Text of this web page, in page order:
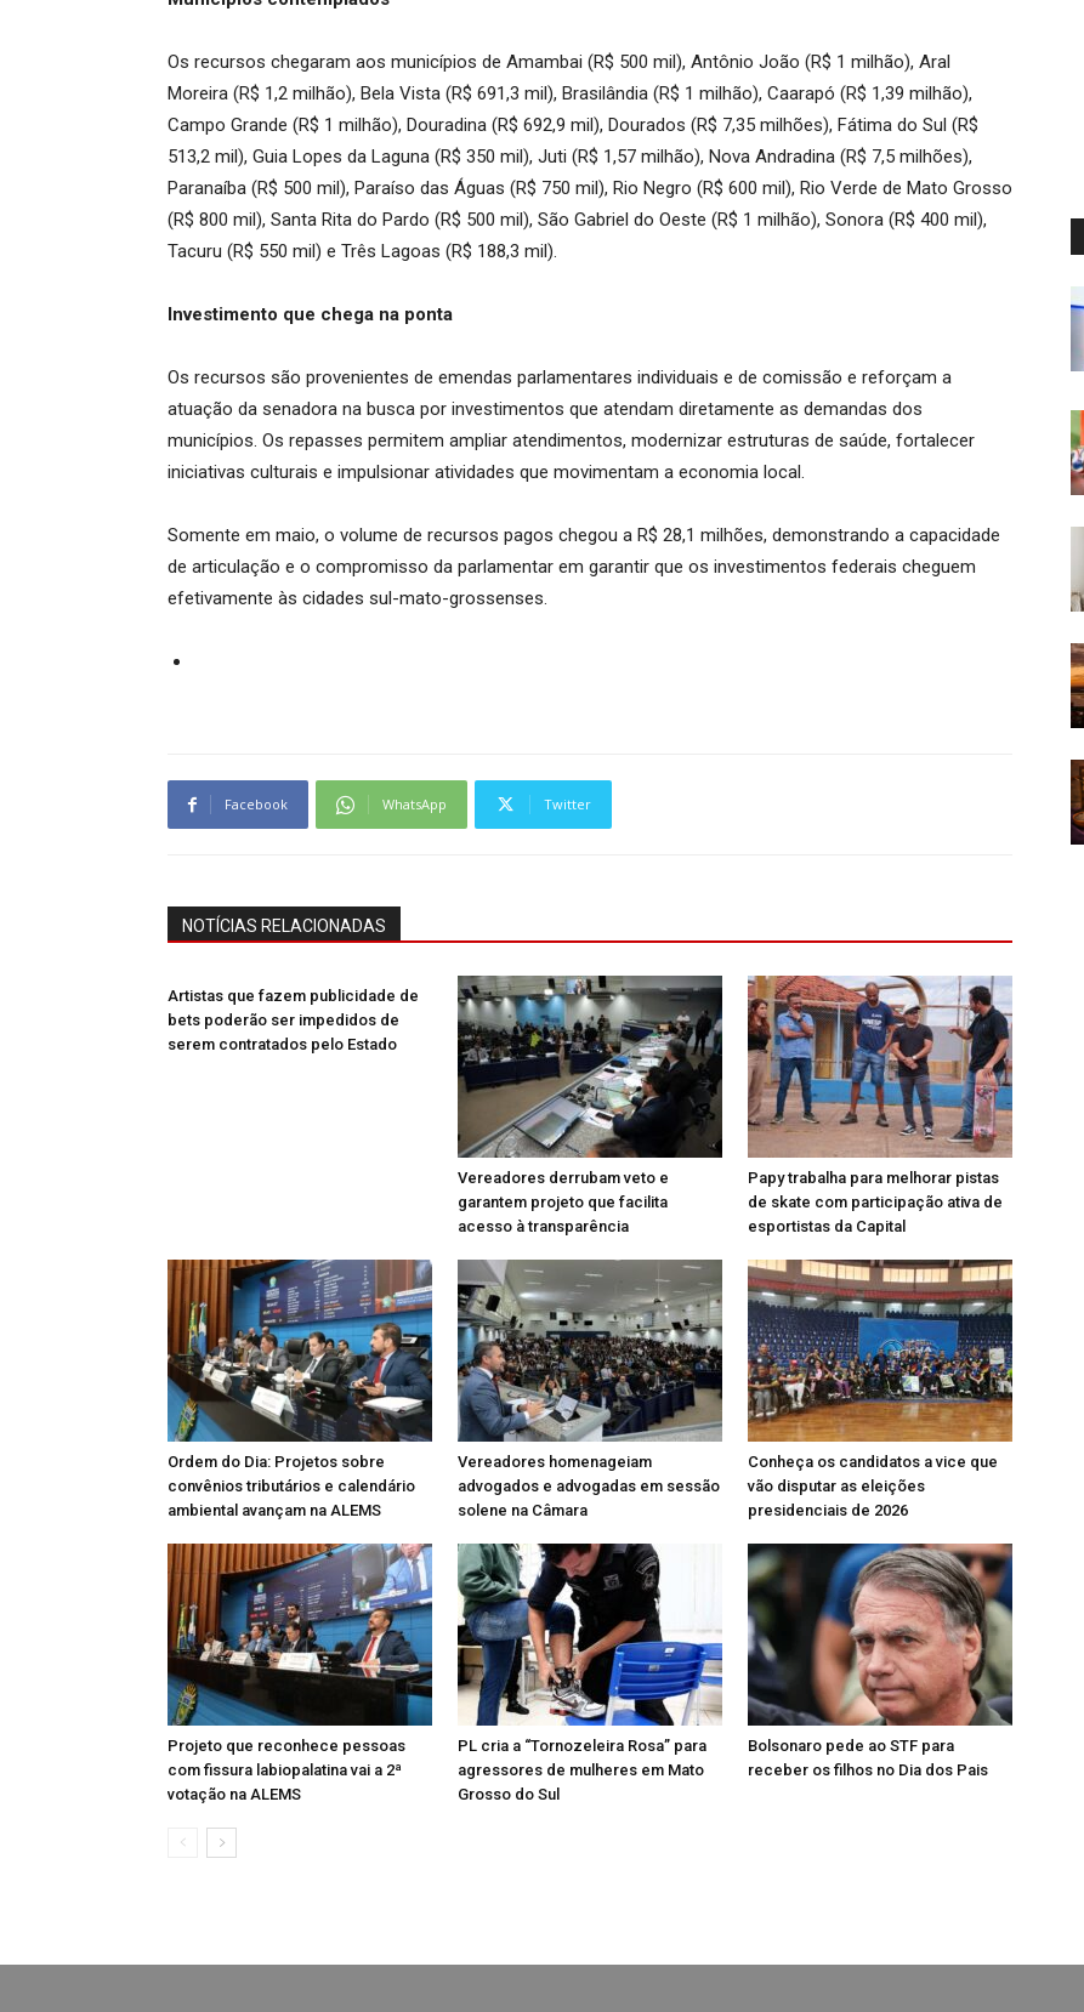
Os recursos chegaram aos municípios de Amambai (R$ 500 mil), Antônio João (R$ 1 milhão), Aral
Moreira (R$ 1,2 milhão), Bela Vista (R$ 691,3 mil), Brasilândia (R$ 1 milhão), Caarapó (R$ 1,39 milhão),
Campo Grande (R$ 1 milhão), Douradina (R$ 692,9 mil), Dourados (R$ 7,35 milhões), Fátima do Sul (R$
513,2 mil), Guia Lopes da Laguna (R$ 350 mil), Juti (R$ 1,57 milhão), Nova Andradina (R$ 7,5 milhões),
Paranaíba (R$ 500 mil), Paraíso das Águas (R$ 750 mil), Rio Negro (R$ 600 mil), Rio Verde de Mato Grosso
(R$ 800 mil), Santa Rita do Pardo (R$ 500 mil), São Gabriel do Oeste (R$ 1 milhão), Sonora (R$ 400 mil),
Tacuru (R$ 550 mil) e Três Lagoas (R$ 188,3 mil).
Investimento que chega na ponta
Os recursos são provenientes de emendas parlamentares individuais e de comissão e reforçam a
atuação da senadora na busca por investimentos que atendam diretamente as demandas dos
municípios. Os repasses permitem ampliar atendimentos, modernizar estruturas de saúde, fortalecer
iniciativas culturais e impulsionar atividades que movimentam a economia local.
Somente em maio, o volume de recursos pagos chegou a R$ 28,1 milhões, demonstrando a capacidade
de articulação e o compromisso da parlamentar em garantir que os investimentos federais cheguem
efetivamente às cidades sul-mato-grossenses.
Facebook WhatsApp Twitter
NOTÍCIAS RELACIONADAS
Artistas que fazem publicidade de
bets poderão ser impedidos de
serem contratados pelo Estado
Vereadores derrubam veto e
garantem projeto que facilita
acesso à transparência
Papy trabalha para melhorar pistas
de skate com participação ativa de
esportistas da Capital
Ordem do Dia: Projetos sobre
convênios tributários e calendário
ambiental avançam na ALEMS
Vereadores homenageiam
advogados e advogadas em sessão
solene na Câmara
Conheça os candidatos a vice que
vão disputar as eleições
presidenciais de 2026
Projeto que reconhece pessoas
com fissura labiopalatina vai a 2ª
votação na ALEMS
PL cria a “Tornozeleira Rosa” para
agressores de mulheres em Mato
Grosso do Sul
Bolsonaro pede ao STF para
receber os filhos no Dia dos Pais